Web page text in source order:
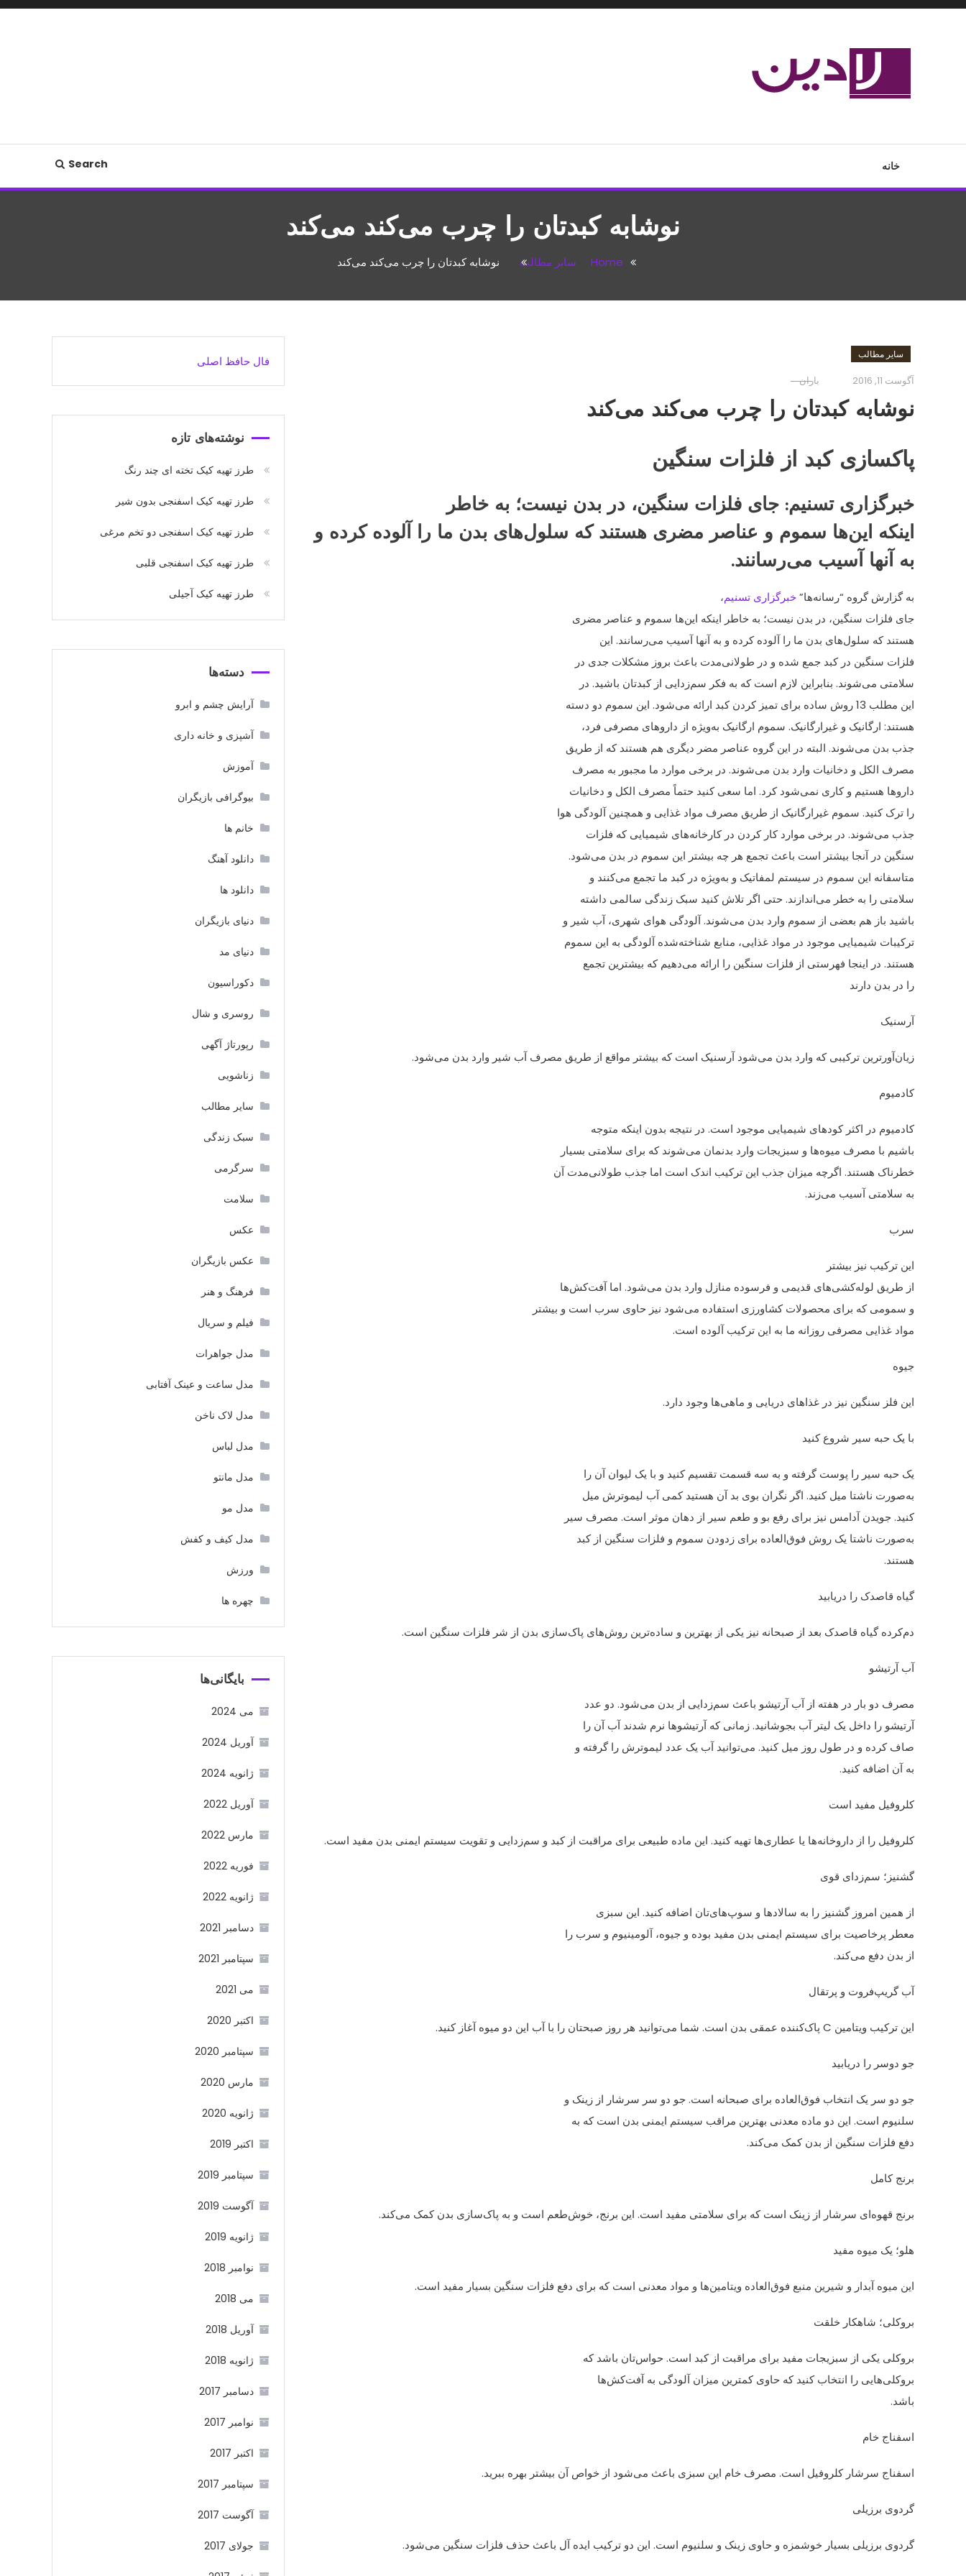
Skip
خانه Search
نوشابه کبدتان را چرب می‌کند می‌کند
Home سایر مطالب نوشابه کبدتان را چرب می‌کند می‌کند
سایر مطالب
آگوست 11, 2016 باران
نوشابه کبدتان را چرب می‌کند می‌کند
پاکسازی کبد از فلزات سنگین
خبرگزاری تسنیم: جای فلزات سنگین، در بدن نیست؛ به خاطر
اینکه این‌ها سموم و عناصر مضری هستند که سلول‌های بدن ما را آلوده کرده و
به آنها آسیب می‌رسانند.
به گزارش گروه “رسانه‌ها”خبرگزاری تسنیم،
جای فلزات سنگین، در بدن نیست؛ به خاطر اینکه این‌ها سموم و عناصر مضری
هستند که سلول‌های بدن ما را آلوده کرده و به آنها آسیب می‌رسانند. این
فلزات سنگین در کبد جمع شده و در طولانی‌مدت باعث بروز مشکلات جدی در
سلامتی می‌شوند. بنابراین لازم است که به فکر سم‌زدایی از کبدتان باشید. در
این مطلب 13 روش ساده برای تمیز کردن کبد ارائه می‌شود. این سموم دو دسته
هستند: ارگانیک و غیرارگانیک. سموم ارگانیک به‌ویژه از داروهای مصرفی فرد،
جذب بدن می‌شوند. البته در این گروه عناصر مضر دیگری هم هستند که از طریق
مصرف الکل و دخانیات وارد بدن می‌شوند. در برخی موارد ما مجبور به مصرف
داروها هستیم و کاری نمی‌شود کرد. اما سعی کنید حتماً مصرف الکل و دخانیات
را ترک کنید. سموم غیرارگانیک از طریق مصرف مواد غذایی و همچنین آلودگی هوا
جذب می‌شوند. در برخی موارد کار کردن در کارخانه‌های شیمیایی که فلزات
سنگین در آنجا بیشتر است باعث تجمع هر چه بیشتر این سموم در بدن می‌شود.
متاسفانه این سموم در سیستم لمفاتیک و به‌ویژه در کبد ما تجمع می‌کنند و
سلامتی را به خطر می‌اندازند. حتی اگر تلاش کنید سبک زندگی سالمی داشته
باشید باز هم بعضی از سموم وارد بدن می‌شوند. آلودگی هوای شهری، آب شیر و
ترکیبات شیمیایی موجود در مواد غذایی، منابع شناخته‌شده آلودگی به این سموم
هستند. در اینجا فهرستی از فلزات سنگین را ارائه می‌دهیم که بیشترین تجمع
را در بدن دارند
آرسنیک
زیان‌آورترین ترکیبی که وارد بدن می‌شود آرسنیک است که بیشتر مواقع از طریق مصرف آب شیر وارد بدن می‌شود.
کادمیوم
کادمیوم در اکثر کودهای شیمیایی موجود است. در نتیجه بدون اینکه متوجه
باشیم با مصرف میوه‌ها و سبزیجات وارد بدنمان می‌شوند که برای سلامتی بسیار
خطرناک هستند. اگرچه میزان جذب این ترکیب اندک است اما جذب طولانی‌مدت آن
به سلامتی آسیب می‌زند.
سرب
این ترکیب نیز بیشتر
از طریق لوله‌کشی‌های قدیمی و فرسوده منازل وارد بدن می‌شود. اما آفت‌کش‌ها
و سمومی که برای محصولات کشاورزی استفاده می‌شود نیز حاوی سرب است و بیشتر
مواد غذایی مصرفی روزانه ما به این ترکیب آلوده است.
جیوه
این فلز سنگین نیز در غذاهای دریایی و ماهی‌ها وجود دارد.
با یک حبه سیر شروع کنید
یک حبه سیر را پوست گرفته و به سه قسمت تقسیم کنید و با یک لیوان آن را
به‌صورت ناشتا میل کنید. اگر نگران بوی بد آن هستید کمی آب لیموترش میل
کنید. جویدن آدامس نیز برای رفع بو و طعم سیر از دهان موثر است. مصرف سیر
به‌صورت ناشتا یک روش فوق‌العاده برای زدودن سموم و فلزات سنگین از کبد
هستند.
گیاه قاصدک را دریابید
دم‌کرده گیاه قاصدک بعد از صبحانه نیز یکی از بهترین و ساده‌ترین روش‌های پاک‌سازی بدن از شر فلزات سنگین است.
آب آرتیشو
مصرف دو بار در هفته از آب آرتیشو باعث سم‌زدایی از بدن می‌شود. دو عدد
آرتیشو را داخل یک لیتر آب بجوشانید. زمانی که آرتیشوها نرم شدند آب آن را
صاف کرده و در طول روز میل کنید. می‌توانید آب یک عدد لیموترش را گرفته و
به آن اضافه کنید.
کلروفیل مفید است
کلروفیل را از داروخانه‌ها یا عطاری‌ها تهیه کنید. این ماده طبیعی برای مراقبت از کبد و سم‌زدایی و تقویت سیستم ایمنی بدن مفید است.
گشنیز؛ سم‌زدای قوی
از همین امروز گشنیز را به سالادها و سوپ‌های‌تان اضافه کنید. این سبزی
معطر پرخاصیت برای سیستم ایمنی بدن مفید بوده و جیوه، آلومینیوم و سرب را
از بدن دفع می‌کند.
آب گریپ‌فروت و پرتقال
این ترکیب ویتامین C پاک‌کننده عمقی بدن است. شما می‌توانید هر روز صبحتان را با آب این دو میوه آغاز کنید.
جو دوسر را دریابید
جو دو سر یک انتخاب فوق‌العاده برای صبحانه است. جو دو سر سرشار از زینک و
سلنیوم است. این دو ماده معدنی بهترین مراقب سیستم ایمنی بدن است که به
دفع فلزات سنگین از بدن کمک می‌کند.
برنج کامل
برنج قهوه‌ای سرشار از زینک است که برای سلامتی مفید است. این برنج، خوش‌طعم است و به پاک‌سازی بدن کمک می‌کند.
هلو؛ یک میوه مفید
این میوه آبدار و شیرین منبع فوق‌العاده ویتامین‌ها و مواد معدنی است که برای دفع فلزات سنگین بسیار مفید است.
بروکلی؛ شاهکار خلقت
بروکلی یکی از سبزیجات مفید برای مراقبت از کبد است. حواس‌تان باشد که
بروکلی‌هایی را انتخاب کنید که حاوی کمترین میزان آلودگی به آفت‌کش‌ها
باشد.
اسفناج خام
اسفناج سرشار کلروفیل است. مصرف خام این سبزی باعث می‌شود از خواص آن بیشتر بهره ببرید.
گردوی برزیلی
گردوی برزیلی بسیار خوشمزه و حاوی زینک و سلنیوم است. این دو ترکیب ایده آل باعث حذف فلزات سنگین می‌شود.
فال حافظ اصلی
نوشته‌های تازه
طرز تهیه کیک تخته ای چند رنگ
طرز تهیه کیک اسفنجی بدون شیر
طرز تهیه کیک اسفنجی دو تخم مرغی
طرز تهیه کیک اسفنجی قلبی
طرز تهیه کیک آجیلی
دسته‌ها
آرایش چشم و ابرو
آشپزی و خانه داری
آموزش
بیوگرافی بازیگران
خانم ها
دانلود آهنگ
دانلود ها
دنیای بازیگران
دنیای مد
دکوراسیون
روسری و شال
رپورتاژ آگهی
زناشویی
سایر مطالب
سبک زندگی
سرگرمی
سلامت
عکس
عکس بازیگران
فرهنگ و هنر
فیلم و سریال
مدل جواهرات
مدل ساعت و عینک آفتابی
مدل لاک ناخن
مدل لباس
مدل مانتو
مدل مو
مدل کیف و کفش
ورزش
چهره ها
بایگانی‌ها
می 2024
آوریل 2024
ژانویه 2024
آوریل 2022
مارس 2022
فوریه 2022
ژانویه 2022
دسامبر 2021
سپتامبر 2021
می 2021
اکتبر 2020
سپتامبر 2020
مارس 2020
ژانویه 2020
اکتبر 2019
سپتامبر 2019
آگوست 2019
ژانویه 2019
نوامبر 2018
می 2018
آوریل 2018
ژانویه 2018
دسامبر 2017
نوامبر 2017
اکتبر 2017
سپتامبر 2017
آگوست 2017
جولای 2017